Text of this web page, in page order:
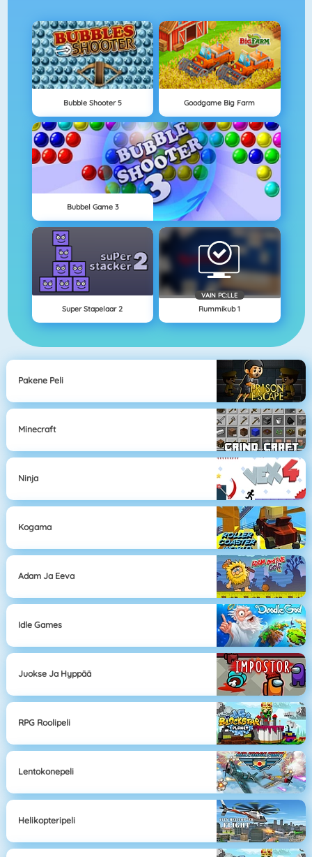
Bubble Shooter 5 Goodgame Big Farm
Bubbel Game 3
Super Stapelaar 2
VAIN PC:LLE
Rummikub 1
Pakene Peli
Minecraft
Ninja
Kogama
Adam Ja Eeva
Idle Games
Juokse Ja Hyppää
RPG Roolipeli
Lentokonepeli
Helikopteripeli